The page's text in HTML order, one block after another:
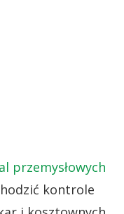
przemysłowych
kontrole